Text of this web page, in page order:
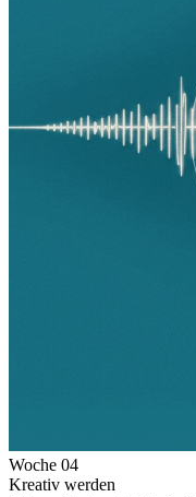
Woche 04
Kreativ werden